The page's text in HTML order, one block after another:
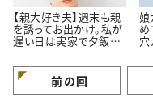
【親大好き夫】週末も親
を誘ってお出かけ。私が
遅い日は実家で夕飯。
なのでは…？
娘
め
穴
談
前の回